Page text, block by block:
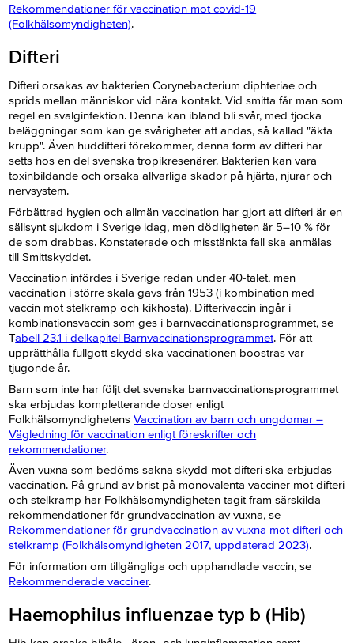
Rekommendationer för vaccination mot covid-19
(Folkhälsomyndigheten).
Difteri
Difteri orsakas av bakterien Corynebacterium diphteriae och
sprids mellan människor vid nära kontakt. Vid smitta får man som
regel en svalginfektion. Denna kan ibland bli svår, med tjocka
beläggningar som kan ge svårigheter att andas, så kallad "äkta
krupp". Även huddifteri förekommer, denna form av difteri har
setts hos en del svenska tropikresenärer. Bakterien kan vara
toxinbildande och orsaka allvarliga skador på hjärta, njurar och
nervsystem.
Förbättrad hygien och allmän vaccination har gjort att difteri är en
sällsynt sjukdom i Sverige idag, men dödligheten är 5–10 % för
de som drabbas. Konstaterade och misstänkta fall ska anmälas
till Smittskyddet.
Vaccination infördes i Sverige redan under 40-talet, men
vaccination i större skala gavs från 1953 (i kombination med
vaccin mot stelkramp och kikhosta). Difterivaccin ingår i
kombinationsvaccin som ges i barnvaccinationsprogrammet, se
Tabell 23.1 i delkapitel Barnvaccinationsprogrammet. För att
upprätthålla fullgott skydd ska vaccinationen boostras var
tjugonde år.
Barn som inte har följt det svenska barnvaccinationsprogrammet
ska erbjudas kompletterande doser enligt
FolkhälsomyndighetensVaccination av barn och ungdomar –
Vägledning för vaccination enligt föreskrifter och
rekommendationer.
Även vuxna som bedöms sakna skydd mot difteri ska erbjudas
vaccination. På grund av brist på monovalenta vacciner mot difteri
och stelkramp har Folkhälsomyndigheten tagit fram särskilda
rekommendationer för grundvaccination av vuxna, se
Rekommendationer för grundvaccination av vuxna mot difteri och
stelkramp (Folkhälsomyndigheten 2017, uppdaterad 2023).
För information om tillgängliga och upphandlade vaccin, se
Rekommenderade vacciner.
Haemophilus influenzae typ b (Hib)